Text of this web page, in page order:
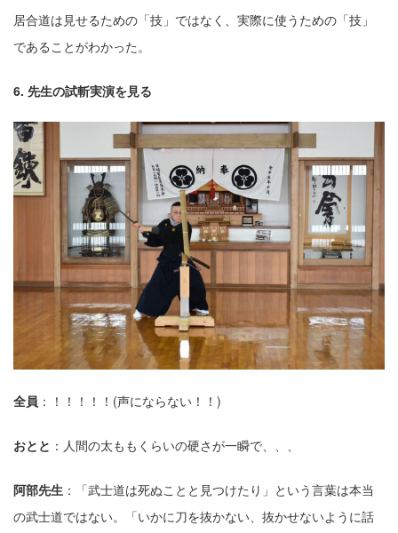
居合道は⾒せるための「技」ではなく、実際に使うための「技」
であることがわかった。
6. 先⽣の試斬実演を⾒る
全員 ：！！！！！(声にならない！！)
おとと ：⼈間の太ももくらいの硬さが⼀瞬で、、、
阿部先⽣ ：「武⼠道は死ぬことと⾒つけたり」という⾔葉は本当
の武⼠道ではない。「いかに⼑を抜かない、抜かせないように話